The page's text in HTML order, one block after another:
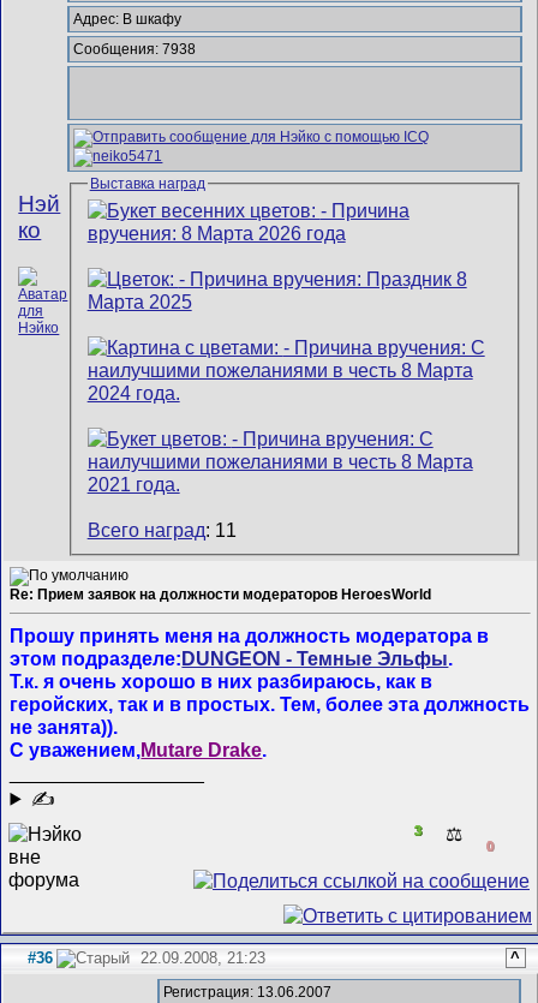
Нэй
ко
Адрес: В шкафу
Сообщения: 7938
Выставка наград
Всего наград: 11
Re: Прием заявок на должности модераторов HeroesWorld
Прошу принять меня на должность модератора в
этом подразделе:DUNGEON - Темные Эльфы.
Т.к. я очень хорошо в них разбираюсь, как в
геройских, так и в простых. Тем, более эта должность
не занята)).
С уважением,Mutare Drake.
✍
3 ⚖️
0
#36 22.09.2008, 21:23 ^
Регистрация: 13.06.2007